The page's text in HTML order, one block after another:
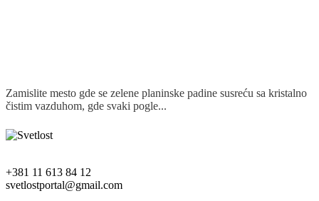
Zamislite mesto gde se zelene planinske padine susreću sa kristalno
čistim vazduhom, gde svaki pogle...
+381 11 613 84 12
svetlostportal@gmail.com